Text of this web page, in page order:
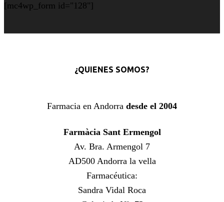
[mc4wp_form id="128"]
¿QUIENES SOMOS?
Farmacia en Andorra desde el 2004
Farmàcia Sant Ermengol
Av. Bra. Armengol 7
AD500 Andorra la vella
Farmacéutica:
Sandra Vidal Roca